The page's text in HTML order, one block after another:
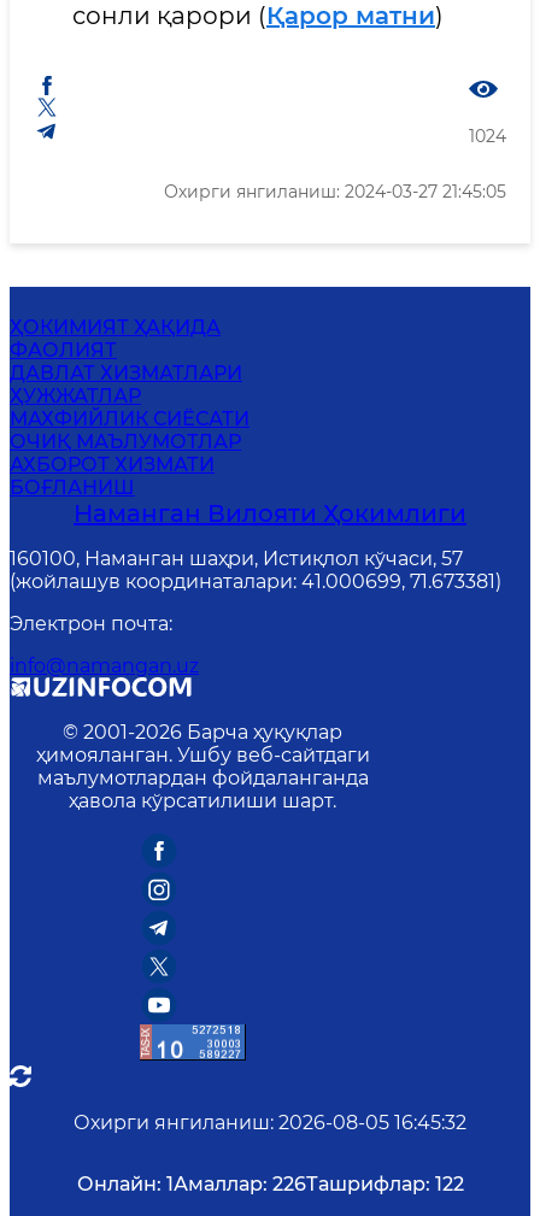
сонли қарори (Қарор матни)
1024
Охирги янгиланиш: 2024-03-27 21:45:05
ҲОКИМИЯТ ҲАҚИДА
ФАОЛИЯТ
ДАВЛАТ ХИЗМАТЛАРИ
ҲУЖЖАТЛАР
MАХФИЙЛИК СИЁСАТИ
ОЧИҚ МАЪЛУМОТЛАР
АХБОРОТ ХИЗМАТИ
БОҒЛАНИШ
Наманган Вилояти Ҳокимлиги
160100, Наманган шаҳри, Истиқлол кўчаси, 57
(жойлашув координаталари: 41.000699, 71.673381)
Электрон почта:
info@namangan.uz
© 2001-2026 Барча ҳуқуқлар
ҳимояланган. Ушбу веб-сайтдаги
маълумотлардан фойдаланганда
ҳавола кўрсатилиши шарт.
Охирги янгиланиш: 2026-08-05 16:45:32
Онлайн: 1Амаллар: 226Ташрифлар: 122